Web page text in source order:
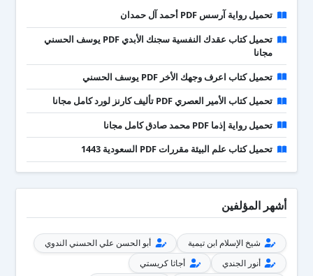
تحميل رواية آرسس PDF أحمد آل حمدان
تحميل كتاب عقدك النفسية سجنك الأبدي PDF يوسف الحسني
مجانا
تحميل كتاب اعرف وجهك الأخر PDF يوسف الحسني
تحميل كتاب الأمير العصري PDF تأليف كارنز لورد كامل مجانا
تحميل رواية إذما PDF محمد صادق كامل مجانا
تحميل كتاب علم البيئة مقررات PDF السعودية 1443
أشهر المؤلفين
شيخ الإسلام ابن تيمية
أبو الحسن علي الحسني الندوي
أنور الجندي
أجاثا كريستي